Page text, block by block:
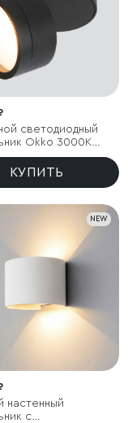
светодиодный
Okko 3000K
КУПИТЬ
NEW
настенный
с